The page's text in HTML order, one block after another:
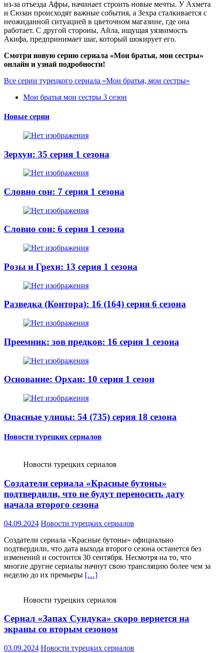
из-за отъезда Афры, начинает строить новые мечты. У Ахмета
и Сюзан происходят важные события, а Зехра сталкивается с
неожиданной ситуацией в цветочном магазине, где она
работает. С другой стороны, Айла, ищущая уязвимость
Акифа, предпринимает шаг, который шокирует его.
Смотри новую серию сериала «Мои братья, мои сестры»
онлайн и узнай подробности!
Все серии турецкого сериала «Мои братья, мои сестры»
Мои братья мои сестры 3 сезон
Новые серии
Зерхун: 35 серия 1 сезона
Словно сон: 7 серия 1 сезона
Словно сон: 6 серия 1 сезона
Розы и Грехи: 13 серия 1 сезона
Разведка (Контора): 16 (164) серия 6 сезона
Преемник: зов предков: 16 серия 1 сезона
Основание: Орхан: 10 серия 1 сезон
Опасные улицы: 54 (735) серия 18 сезона
Новости турецких сериалов
Новости турецких сериалов
Создатели сериала «Красные бутоны»
подтвердили, что не будут переносить дату
начала второго сезона
04.09.2024 Новости турецких сериалов
Создатели сериала «Красные бутоны» официально
подтвердили, что дата выхода второго сезона останется без
изменений и состоится 30 сентября. Несмотря на то, что
многие другие сериалы начнут свою трансляцию более чем за
неделю до их премьеры […]
Новости турецких сериалов
Сериал «Запах Сундука» скоро вернется на
экраны со вторым сезоном
03.09.2024 Новости турецких сериалов